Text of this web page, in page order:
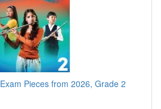
Pieces from 2026, Grade 2